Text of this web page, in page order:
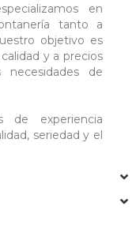
en
tanto a
objetivo es
y a precios
necesidades de
experiencia
seriedad y el